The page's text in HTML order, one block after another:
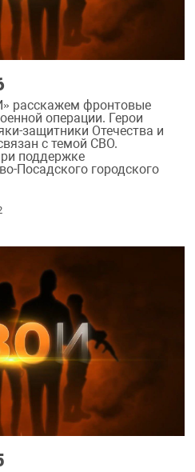
расскажем фронтовые
операции. Герои
защитники Отечества и
с темой СВО.
поддержке
Посадского городского